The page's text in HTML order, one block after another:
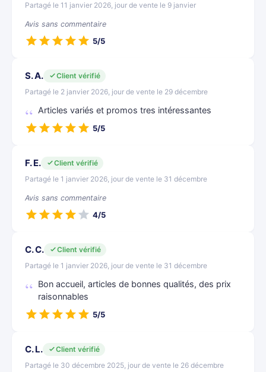
Partagé le 11 janvier 2026, jour de vente le 9 janvier
Avis sans commentaire
5/5
S. A.
Client vérifié
Partagé le 2 janvier 2026, jour de vente le 29 décembre
Articles variés et promos tres intéressantes
5/5
F. E.
Client vérifié
Partagé le 1 janvier 2026, jour de vente le 31 décembre
Avis sans commentaire
4/5
C. C.
Client vérifié
Partagé le 1 janvier 2026, jour de vente le 31 décembre
Bon accueil, articles de bonnes qualités, des prix
raisonnables
5/5
C. L.
Client vérifié
Partagé le 30 décembre 2025, jour de vente le 26 décembre